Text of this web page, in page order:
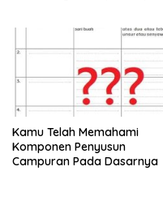
Kamu Telah Memahami
Komponen Penyusun
Campuran Pada Dasarnya